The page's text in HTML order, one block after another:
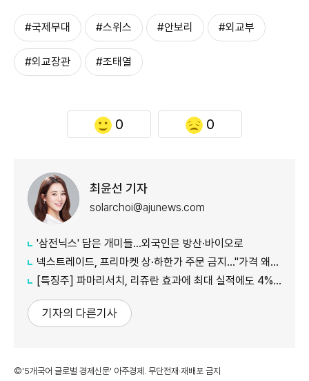
#국제무대 #스위스 #안보리 #외교부
#외교장관 #조태열
0 0
최윤선 기자
solarchoi@ajunews.com
'삼전닉스' 담은 개미들…외국인은 방산·바이오로
넥스트레이드, 프리마켓 상·하한가 주문 금지…"가격 왜곡 방지"
[특징주] 파마리서치, 리쥬란 효과에 최대 실적에도 4%대 약세
기자의 다른기사
©'5개국어 글로벌 경제신문' 아주경제. 무단전재·재배포 금지